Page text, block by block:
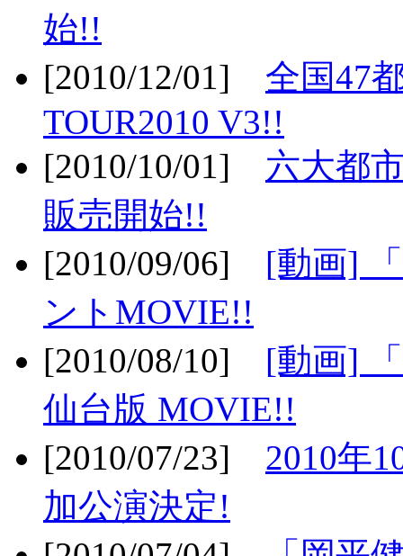
始!!
[2010/12/01] 全国47
TOUR2010 V3!!
[2010/10/01] 六大都
販売開始!!
[2010/09/06] [動画]
ントMOVIE!!
[2010/08/10] [動画]
仙台版 MOVIE!!
[2010/07/23] 2010年
加公演決定!